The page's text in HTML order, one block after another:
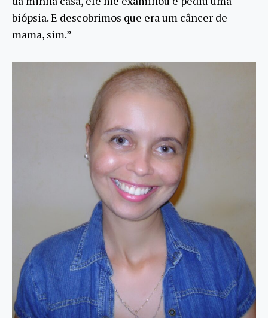
biópsia. E descobrimos que era um câncer de
mama, sim.”